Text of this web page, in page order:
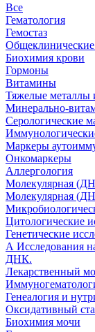
Все
Гематология
Гемостаз
Общеклинические
Биохимия крови
Гормоны
Витамины
Тяжелые металлы
Минерально-
Серологические
Маркеры
Онкомаркеры
Аллергология
Молекулярная
Молекулярная
Цитологические
Генетические
А Исследования
ДНК.
Лекарственный
Генеалогия и
Оксидативный
Биохимия мочи